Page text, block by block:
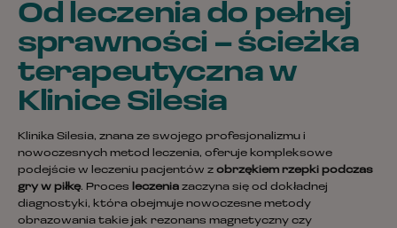
Od leczenia do pełnej
sprawności – ścieżka
terapeutyczna w
Klinice Silesia
Klinika Silesia, znana ze swojego profesjonalizmu i
nowoczesnych metod leczenia, oferuje kompleksowe
podejście w leczeniu pacjentów z obrzękiem rzepki podczas
gry w piłkę. Proces leczenia zaczyna się od dokładnej
diagnostyki, która obejmuje nowoczesne metody
obrazowania takie jak rezonans magnetyczny czy